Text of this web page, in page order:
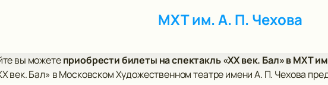
МХТ им. А. П. Чехова
вы можетеприобрести билеты на спектакль «ХХ век. Бал» в МХТ
век. Бал» в Московском Художественном театре имени А. П. Чехова